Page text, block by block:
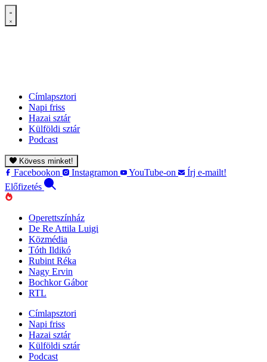
Címlapsztori
Napi friss
Hazai sztár
Külföldi sztár
Podcast
Kövess minket!
Facebookon Instagramon YouTube-on
Írj e-mailt!
Előfizetés
Operettszínház
De Re Attila Luigi
Közmédia
Tóth Ildikó
Rubint Réka
Nagy Ervin
Bochkor Gábor
RTL
Címlapsztori
Napi friss
Hazai sztár
Külföldi sztár
Podcast